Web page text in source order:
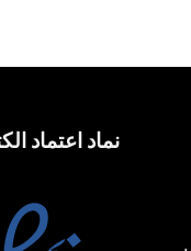
نماد اعتماد